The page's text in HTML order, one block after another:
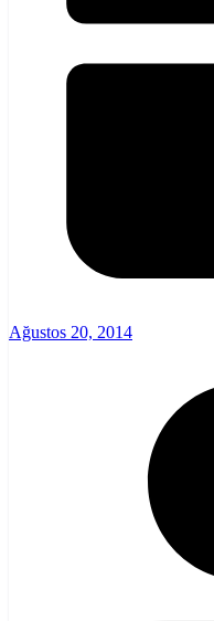
Ağustos 20, 2014